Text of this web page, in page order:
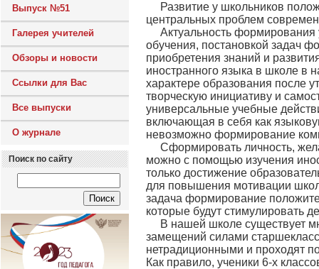
Выпуск №51
Галерея учителей
Обзоры и новости
Ссылки для Вас
Все выпуски
О журнале
Поиск по сайту
Развитие у школьников
центральных проблем
Актуальность
обучения, постановкой задач
приобретения знаний и
иностранного языка в школе в
характере образования после
творческую инициативу и
универсальные учебные
включающая в себя как
невозможно формирование
Сформировать личность,
можно с помощью изучения
только достижение
для повышения мотивации
задача формирование
которые будут стимулировать
В нашей школе существует
замещений силами
нетрадиционными и проходят
Как правило, ученики 6-х